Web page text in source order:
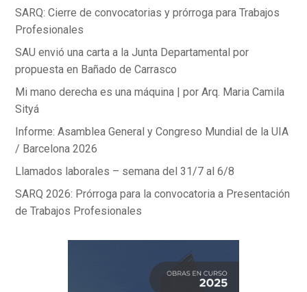
SARQ: Cierre de convocatorias y prórroga para Trabajos
Profesionales
SAU envió una carta a la Junta Departamental por
propuesta en Bañado de Carrasco
Mi mano derecha es una máquina | por Arq. Maria Camila
Sityá
Informe: Asamblea General y Congreso Mundial de la UIA
/ Barcelona 2026
Llamados laborales – semana del 31/7 al 6/8
SARQ 2026: Prórroga para la convocatoria a Presentación
de Trabajos Profesionales